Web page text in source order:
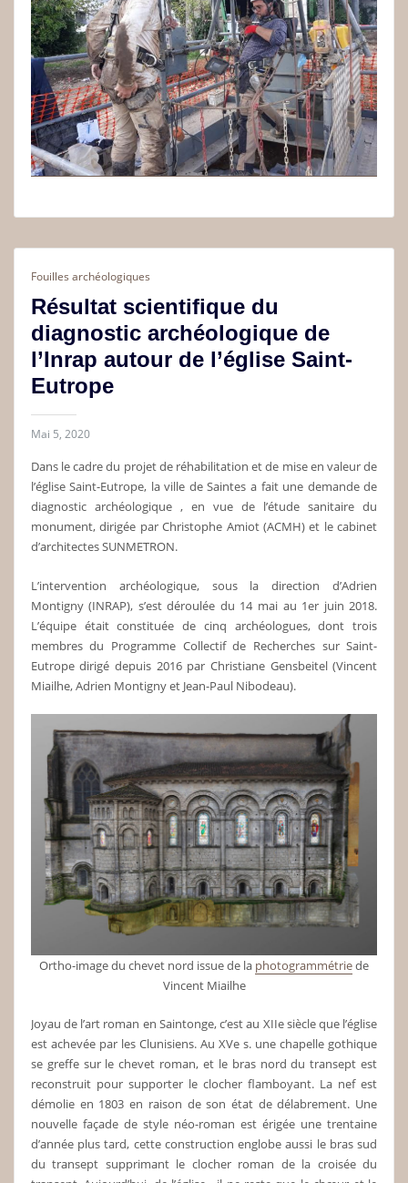
Fouilles archéologiques
Résultat scientifique du
diagnostic archéologique de
l’Inrap autour de l’église Saint-
Eutrope
Mai 5, 2020
Dans le cadre du projet de réhabilitation et de mise en valeur de
l’église Saint-Eutrope, la ville de Saintes a fait une demande de
diagnostic archéologique , en vue de l’étude sanitaire du
monument, dirigée par Christophe Amiot (ACMH) et le cabinet
d’architectes SUNMETRON.
L’intervention archéologique, sous la direction d’Adrien
Montigny (INRAP), s’est déroulée du 14 mai au 1er juin 2018.
L’équipe était constituée de cinq archéologues, dont trois
membres du Programme Collectif de Recherches sur Saint-
Eutrope dirigé depuis 2016 par Christiane Gensbeitel (Vincent
Miailhe, Adrien Montigny et Jean-Paul Nibodeau).
Ortho-image du chevet nord issue de la photogrammétriede
Vincent Miailhe
Joyau de l’art roman en Saintonge, c’est au XIIe siècle que l’église
est achevée par les Clunisiens. Au XVe s. une chapelle gothique
se greffe sur le chevet roman, et le bras nord du transept est
reconstruit pour supporter le clocher flamboyant. La nef est
démolie en 1803 en raison de son état de délabrement. Une
nouvelle façade de style néo-roman est érigée une trentaine
d’année plus tard, cette construction englobe aussi le bras sud
du transept supprimant le clocher roman de la croisée du